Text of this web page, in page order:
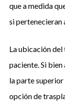
que a medida
si pertenecieran
La ubicación del
paciente. Si
la parte
opción de